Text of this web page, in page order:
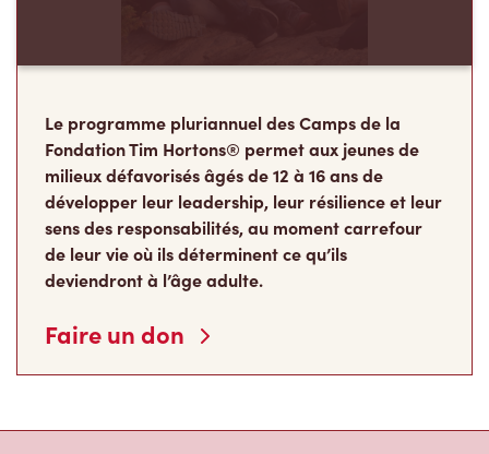
Fondation Tim Hortons® permet aux jeunes de
milieux défavorisés âgés de 12 à 16 ans de
développer leur leadership, leur résilience et leur
sens des responsabilités, au moment carrefour
de leur vie où ils déterminent ce qu’ils
deviendront à l’âge adulte.
Faire un don